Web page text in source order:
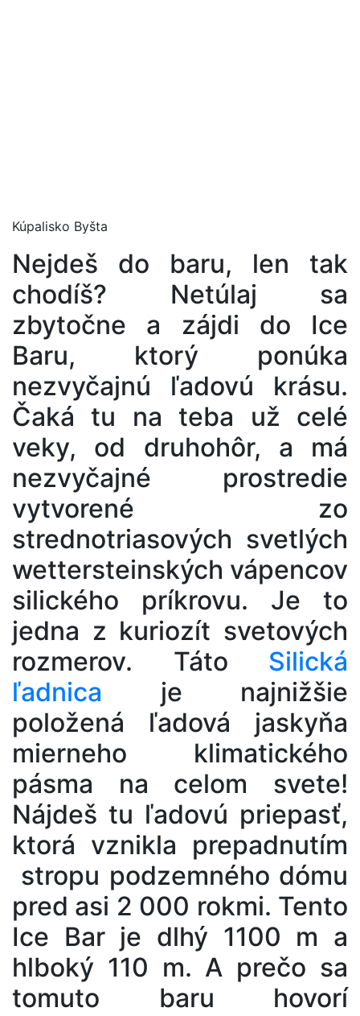
Kúpalisko Byšta
Nejdeš do baru, len tak
chodíš? Netúlaj sa
zbytočne a zájdi do Ice
Baru, ktorý ponúka
nezvyčajnú ľadovú krásu.
Čaká tu na teba už celé
veky, od druhohôr, a má
nezvyčajné prostredie
vytvorené zo
strednotriasových svetlých
wettersteinských vápencov
silického príkrovu. Je to
jedna z kuriozít svetových
rozmerov. Táto Silická
ľadnica je najnižšie
položená ľadová jaskyňa
mierneho klimatického
pásma na celom svete!
Nájdeš tu ľadovú priepasť,
ktorá vznikla prepadnutím
stropu podzemného dómu
pred asi 2 000 rokmi. Tento
Ice Bar je dlhý 1100 m a
hlboký 110 m. A prečo sa
tomuto baru hovorí